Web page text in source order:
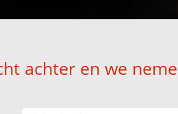
achter en we